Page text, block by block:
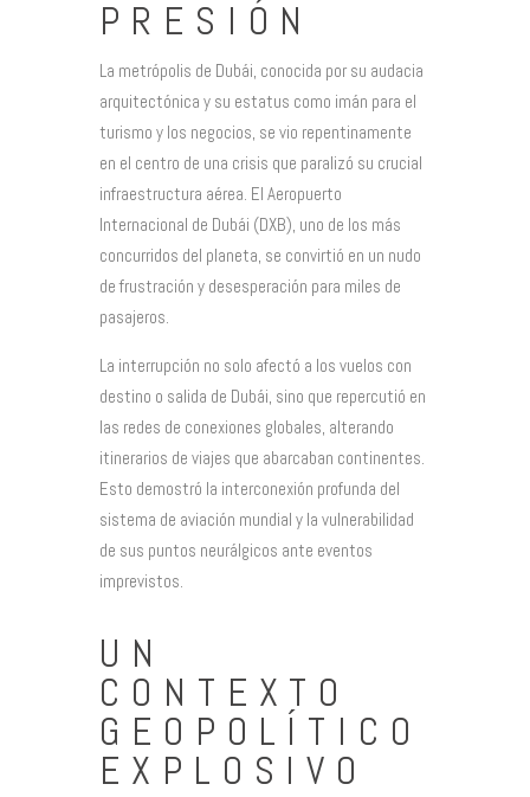
PRESIÓN
La metrópolis de Dubái, conocida por su audacia
arquitectónica y su estatus como imán para el
turismo y los negocios, se vio repentinamente
en el centro de una crisis que paralizó su crucial
infraestructura aérea. El Aeropuerto
Internacional de Dubái (DXB), uno de los más
concurridos del planeta, se convirtió en un nudo
de frustración y desesperación para miles de
pasajeros.
La interrupción no solo afectó a los vuelos con
destino o salida de Dubái, sino que repercutió en
las redes de conexiones globales, alterando
itinerarios de viajes que abarcaban continentes.
Esto demostró la interconexión profunda del
sistema de aviación mundial y la vulnerabilidad
de sus puntos neurálgicos ante eventos
imprevistos.
UN
CONTEXTO
GEOPOLÍTICO
EXPLOSIVO